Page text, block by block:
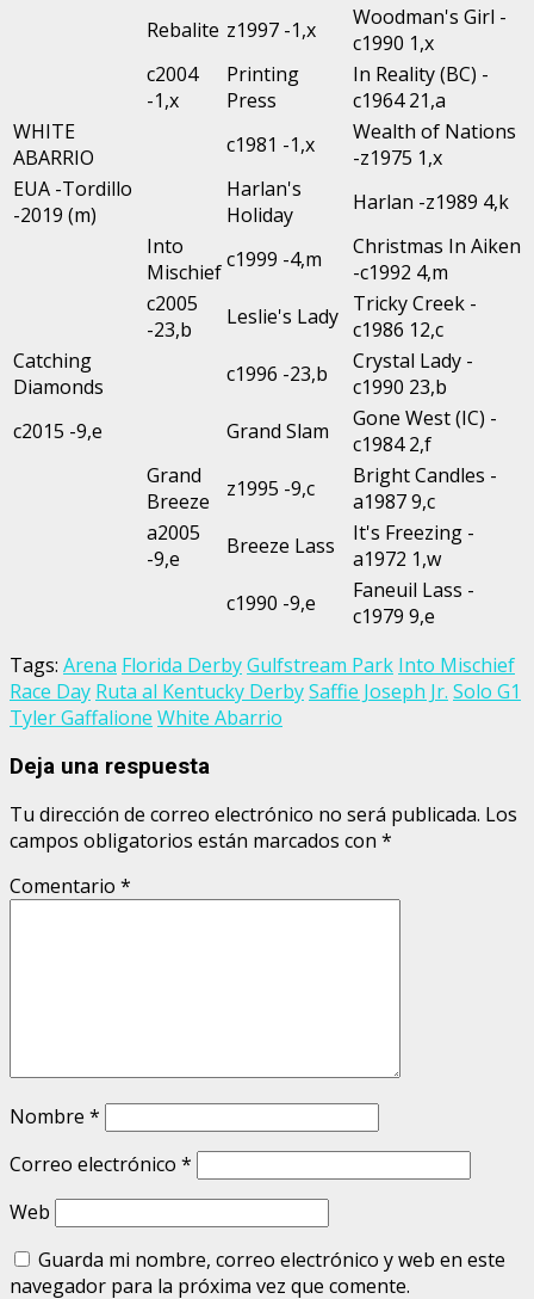
Rebalite z1997 -1,x
Woodman's Girl -
c1990 1,x
c2004
-1,x
Printing
Press
In Reality (BC) -
c1964 21,a
WHITE
ABARRIO
c1981 -1,x
Wealth of Nations
-z1975 1,x
EUA -Tordillo
-2019 (m)
Harlan's
Holiday
Harlan -z1989 4,k
Into
Mischiefc1999 -4,m
Christmas In Aiken
-c1992 4,m
c2005
-23,b
Leslie's Lady Tricky Creek -
c1986 12,c
Catching
Diamonds
c1996 -23,b
Crystal Lady -
c1990 23,b
c2015 -9,e
Grand Slam
Gone West (IC) -
c1984 2,f
Grand
Breeze
z1995 -9,c
Bright Candles -
a1987 9,c
a2005
-9,e
Breeze Lass
It's Freezing -
a1972 1,w
c1990 -9,e
Faneuil Lass -
c1979 9,e
Tags: Arena Florida DerbyGulfstream Park Into Mischief
Race Day Ruta al Kentucky DerbySaffie Joseph Jr. Solo G1
Tyler Gaffalione White Abarrio
Deja una respuesta
Tu dirección de correo electrónico no será publicada. Los
campos obligatorios están marcados con *
Comentario *
Nombre *
Correo electrónico *
Web
Guarda mi nombre, correo electrónico y web en este
navegador para la próxima vez que comente.